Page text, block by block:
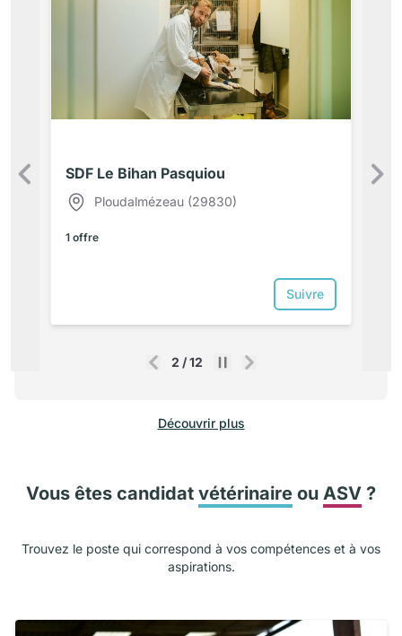
SDF Le Bihan Pasquiou
Ploudalmézeau (29830)
1 offre
Suivre
2 /12
Précédent
Découvrir plus
Vous êtes candidat vétérinaire ou ASV ?
Trouvez le poste qui correspond à vos compétences et à vos
aspirations.